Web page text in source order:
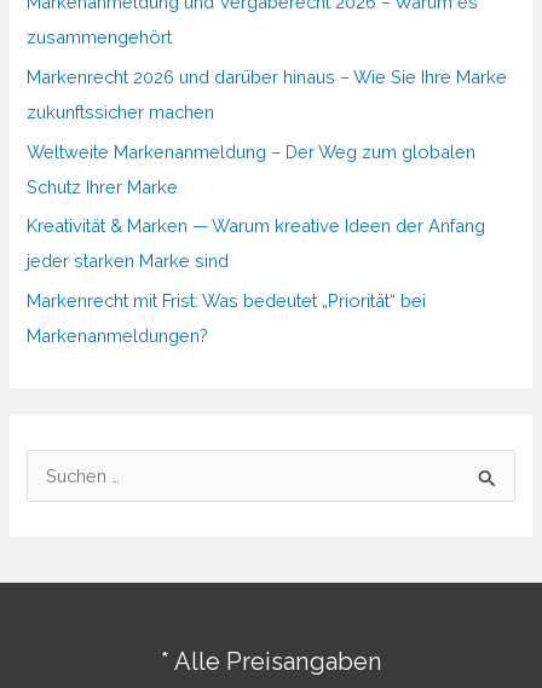
zusammengehört
Markenrecht 2026 und darüber hinaus – Wie Sie Ihre Marke
zukunftssicher machen
Weltweite Markenanmeldung – Der Weg zum globalen
Schutz Ihrer Marke
Kreativität & Marken — Warum kreative Ideen der Anfang
jeder starken Marke sind
Markenrecht mit Frist: Was bedeutet „Priorität“ bei
Markenanmeldungen?
u
* Alle Preisangaben